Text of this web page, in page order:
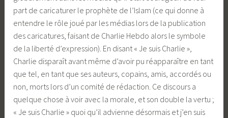
part de caricaturer le prophète de l’Islam (ce qui donne à
entendre le rôle joué par les médias lors de la publication
des caricatures, faisant de Charlie Hebdo alors le symbole
de la liberté d’expression). En disant « Je suis Charlie »,
Charlie disparaît avant même d’avoir pu réapparaître en tant
que tel, en tant que ses auteurs, copains, amis, accordés ou
non, morts lors d’un comité de rédaction. Ce discours a
quelque chose à voir avec la morale, et son double la vertu ;
« Je suis Charlie » quoi qu’il advienne désormais et j’en suis